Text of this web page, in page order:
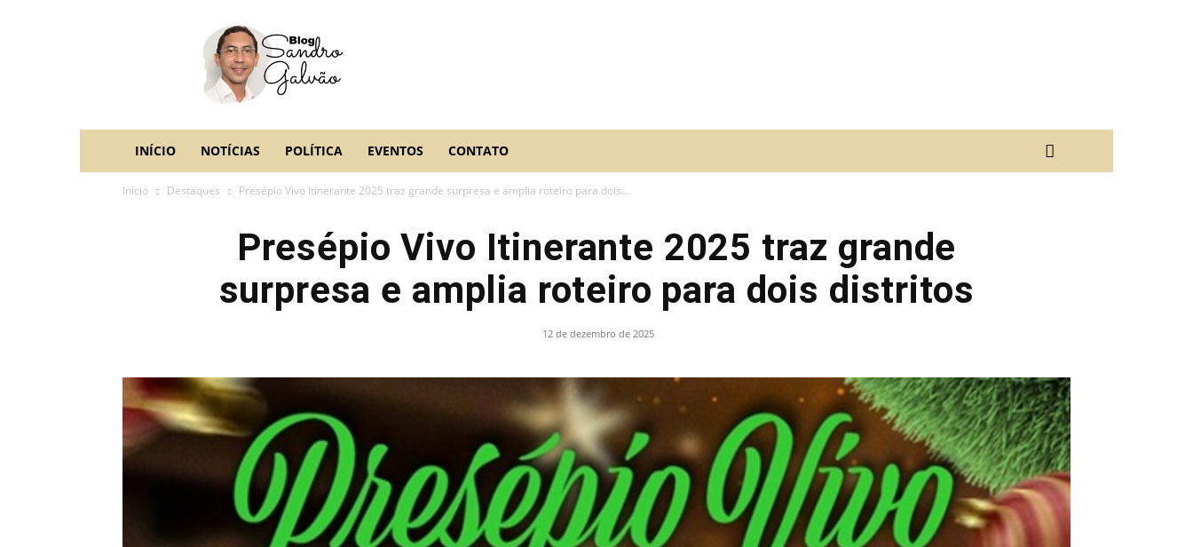
Sandro
Galvão
INÍCIO NOTÍCIAS POLÍTICA EVENTOS CONTATO
Início Destaques Presépio Vivo Itinerante 2025 traz grande surpresa e amplia roteiro para dois...
Presépio Vivo Itinerante 2025 traz grande
surpresa e amplia roteiro para dois distritos
12 de dezembro de 2025